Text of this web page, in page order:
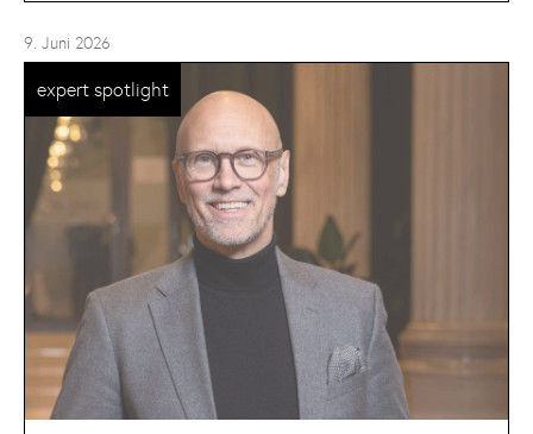
9. Juni 2026
expert spotlight